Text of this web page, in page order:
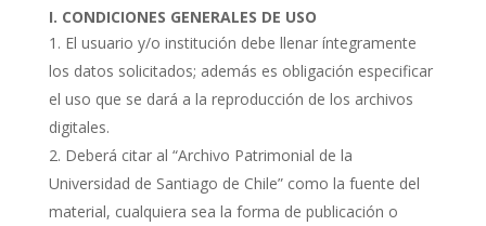
I. CONDICIONES GENERALES DE USO
El usuario y/o institución debe llenar íntegramente
los datos solicitados; además es obligación especificar
el uso que se dará a la reproducción de los archivos
digitales.
Deberá citar al “Archivo Patrimonial de la
Universidad de Santiago de Chile” como la fuente del
material, cualquiera sea la forma de publicación o